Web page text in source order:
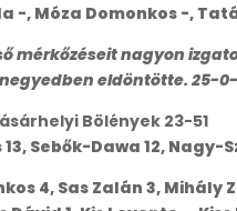
-, Móza Domonkos -,
mérkőzéseit nagyon
eldöntötte. 25-
Bölények 23-51
13, Sebők-Dawa 12,
4, Sas Zalán 3, Mihály